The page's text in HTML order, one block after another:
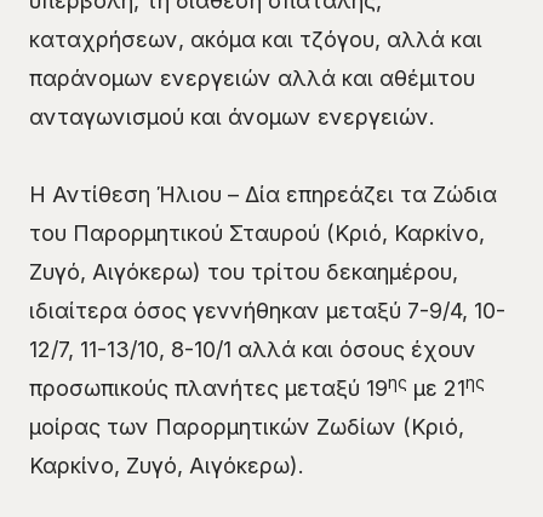
καταχρήσεων, ακόμα και τζόγου, αλλά και
παράνομων ενεργειών αλλά και αθέμιτου
ανταγωνισμού και άνομων ενεργειών.
Η Αντίθεση Ήλιου – Δία επηρεάζει τα Ζώδια
του Παρορμητικού Σταυρού (Κριό, Καρκίνο,
Ζυγό, Αιγόκερω) του τρίτου δεκαημέρου,
ιδιαίτερα όσος γεννήθηκαν μεταξύ 7-9/4, 10-
12/7, 11-13/10, 8-10/1 αλλά και όσους έχουν
προσωπικούς πλανήτες μεταξύ 19ης με 21ης
μοίρας των Παρορμητικών Ζωδίων (Κριό,
Καρκίνο, Ζυγό, Αιγόκερω).